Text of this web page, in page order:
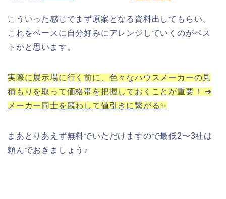
こういった感じでまず原案となる資料出してもらい、
これをベースに自分好みにアレンジしていくのがベス
トかと思います。
実際に展示場に行く前に、色々なハウスメーカーの見
積もりを取って価格帯を把握しておくことが重要！ ➔
メーカー同士を競わして値引きに繋がる✨
まあとりあえず無料でいただけますので最低2〜3社は
頼んでおきましょう♪